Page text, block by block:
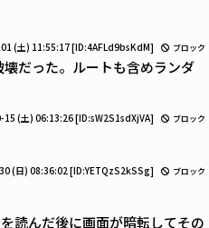
(土) 11:55:17[ID:4AFLd9bsKdM] ブロック
だった。ルートも含めランダ
15 (土) 06:13:26[ID:sW2S1sdXjVA] ブロック
(日) 08:36:02[ID:YETQzS2kSSg] ブロック
読んだ後に画面が暗転してその